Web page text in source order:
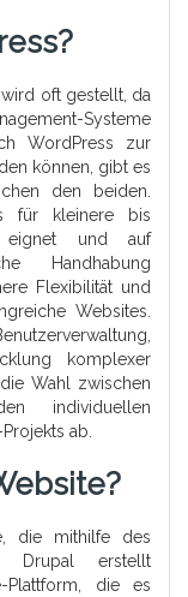
oft gestellt, da
Systeme
WordPress zur
können, gibt es
den beiden.
für kleinere bis
eignet und auf
Handhabung
Flexibilität und
Websites.
komplexer
Wahl zwischen
individuellen
ab.
die mithilfe des
Drupal erstellt
Plattform, die es